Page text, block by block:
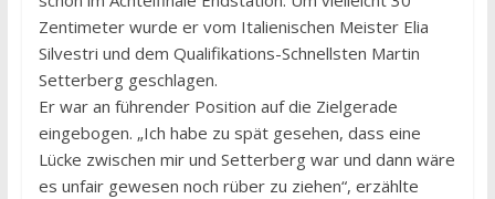
Zentimeter wurde er vom Italienischen Meister Elia
Silvestri und dem Qualifikations-Schnellsten Martin
Setterberg geschlagen.
Er war an führender Position auf die Zielgerade
eingebogen. „Ich habe zu spät gesehen, dass eine
Lücke zwischen mir und Setterberg war und dann wäre
es unfair gewesen noch rüber zu ziehen“, erzählte